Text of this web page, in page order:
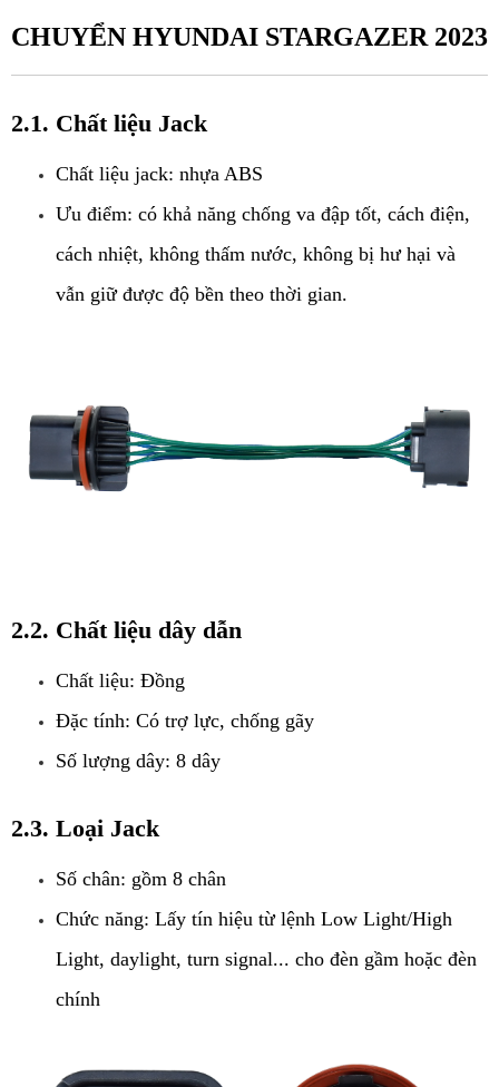
CHUYỂN HYUNDAI STARGAZER 2023
2.1. Chất liệu Jack
Chất liệu jack: nhựa ABS
Ưu điểm: có khả năng chống va đập tốt, cách điện,
cách nhiệt, không thấm nước, không bị hư hại và
vẫn giữ được độ bền theo thời gian.
2.2. Chất liệu dây dẫn
Chất liệu: Đồng
Đặc tính: Có trợ lực, chống gãy
Số lượng dây: 8 dây
2.3. Loại Jack
Số chân: gồm 8 chân
Chức năng: Lấy tín hiệu từ lệnh Low Light/High
Light, daylight, turn signal... cho đèn gầm hoặc đèn
chính